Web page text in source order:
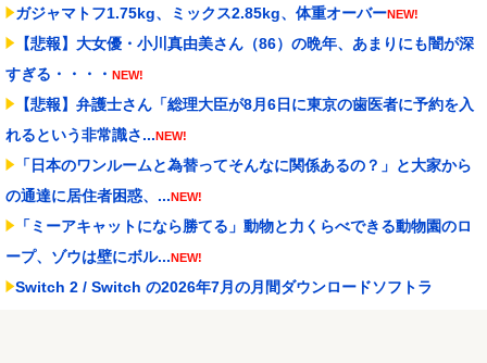
ガジャマトフ1.75kg、ミックス2.85kg、体重オーバーNEW!
【悲報】大女優・小川真由美さん（86）の晩年、あまりにも闇が深
すぎる・・・・ NEW!
【悲報】弁護士さん「総理大臣が8月6日に東京の歯医者に予約を入
れるという非常識さ...NEW!
「日本のワンルームと為替ってそんなに関係あるの？」と大家から
の通達に居住者困惑、...NEW!
「ミーアキャットになら勝てる」動物と力くらべできる動物園のロ
ープ、ゾウは壁にボル...NEW!
Switch 2 / Switch の2026年7月の月間ダウンロードソフトラ